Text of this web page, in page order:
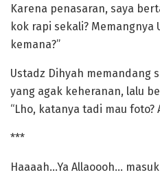
Karena penasaran, saya
kok rapi sekali? Memangnya
kemana?”
Ustadz Dihyah memandang
yang agak keheranan, lalu
“Lho, katanya tadi mau foto?
***
Haaaah…Ya Allaoooh…